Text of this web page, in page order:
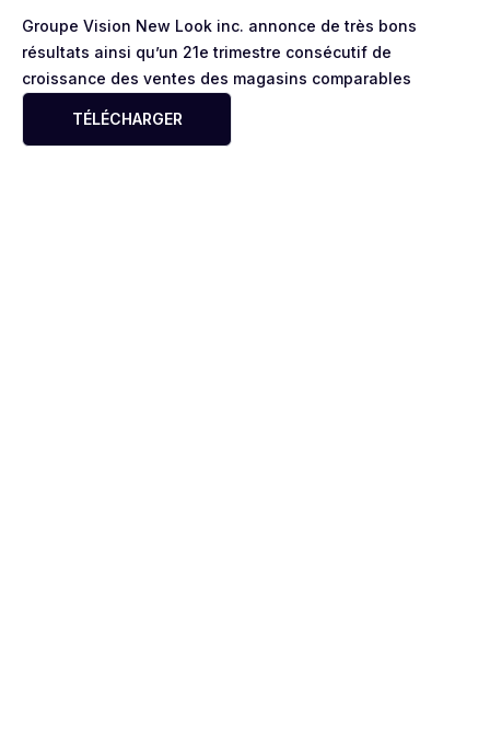
Groupe Vision New Look inc. annonce de très bons
résultats ainsi qu’un 21e trimestre consécutif de
croissance des ventes des magasins comparables
TÉLÉCHARGER